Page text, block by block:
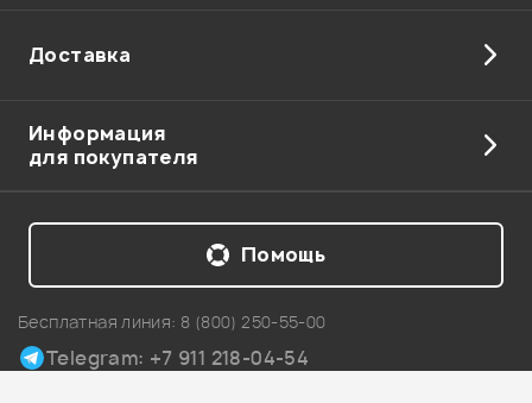
Доставка
Информация
для покупателя
Бесплатная линия: 8 (800) 250-55-00
Telegram: +7 911 218-04-54
Помощь